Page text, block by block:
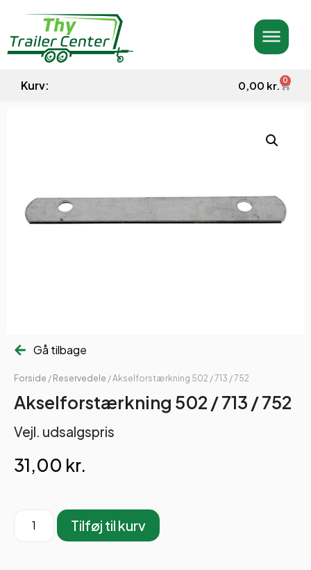
Kurv: 0,00 kr. 0
Gå tilbage
Forside / Reservedele / Akselforstærkning 502 / 713 / 752
Akselforstærkning 502 / 713 / 752
Vejl. udsalgspris
31,00 kr.
Tilføj til kurv